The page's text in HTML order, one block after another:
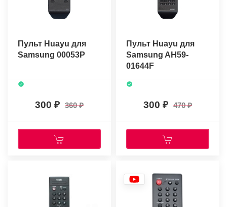
Пульт Huayu для
Samsung 00053P
300 360
Пульт Huayu для
Samsung AH59-
01644F
300 470